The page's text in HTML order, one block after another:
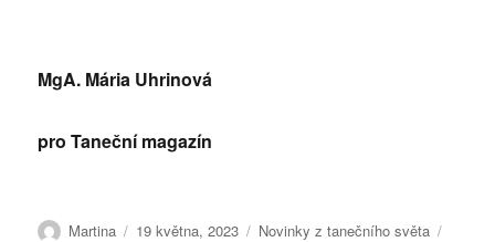
MgA. Mária Uhrinová
pro Taneční magazín
Autor:
Martina Publikováno:
19 května, 2023 Rubriky:
Novinky z tanečního světa